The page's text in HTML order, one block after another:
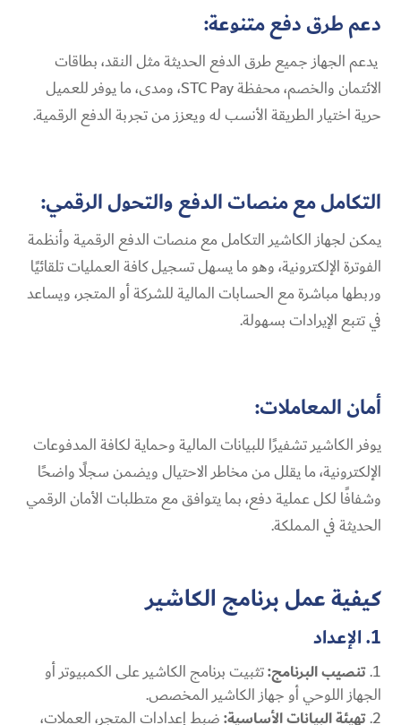
دعم طرق دفع متنوعة:
يدعم الجهاز جميع طرق الدفع الحديثة مثل النقد، بطاقات
الائتمان والخصم، محفظة STC Pay، ومدى، ما يوفر للعميل
حرية اختيار الطريقة الأنسب له ويعزز من تجربة الدفع الرقمية.
التكامل مع منصات الدفع والتحول الرقمي:
يمكن لجهاز الكاشير التكامل مع منصات الدفع الرقمية وأنظمة
الفوترة الإلكترونية، وهو ما يسهل تسجيل كافة العمليات تلقائيًا
وربطها مباشرة مع الحسابات المالية للشركة أو المتجر، ويساعد
في تتبع الإيرادات بسهولة.
أمان المعاملات:
يوفر الكاشير تشفيرًا للبيانات المالية وحماية لكافة المدفوعات
الإلكترونية، ما يقلل من مخاطر الاحتيال ويضمن سجلًا واضحًا
وشفافًا لكل عملية دفع، بما يتوافق مع متطلبات الأمان الرقمي
الحديثة في المملكة.
كيفية عمل برنامج الكاشير
1. الإعداد
تنصيب البرنامج:تثبيت برنامج الكاشير على الكمبيوتر أو
الجهاز اللوحي أو جهاز الكاشير المخصص.
تهيئة البيانات الأساسية:ضبط إعدادات المتجر، العملات،